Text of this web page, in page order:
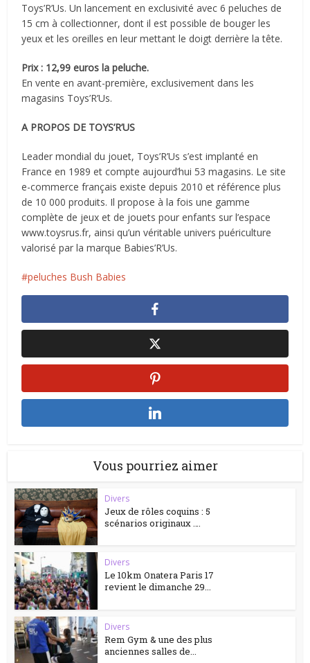
Toys’R’Us. Un lancement en exclusivité avec 6 peluches de
15 cm à collectionner, dont il est possible de bouger les
yeux et les oreilles en leur mettant le doigt derrière la tête.
Prix : 12,99 euros la peluche.
En vente en avant-première, exclusivement dans les
magasins Toys’R’Us.
A PROPOS DE TOYS’R’US
Leader mondial du jouet, Toys’R’Us s’est implanté en
France en 1989 et compte aujourd’hui 53 magasins. Le site
e-commerce français existe depuis 2010 et référence plus
de 10 000 produits. Il propose à la fois une gamme
complète de jeux et de jouets pour enfants sur l’espace
www.toysrus.fr, ainsi qu’un véritable univers puériculture
valorisé par la marque Babies’R’Us.
peluches Bush Babies
Vous pourriez aimer
Divers
Jeux de rôles coquins : 5
scénarios originaux ….
Divers
Le 10km Onatera Paris 17
revient le dimanche 29...
Divers
Rem Gym & une des plus
anciennes salles de...